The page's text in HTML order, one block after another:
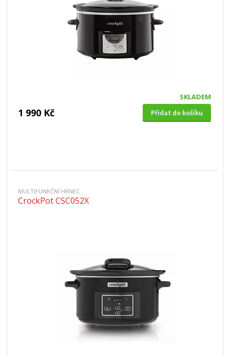
SKLADEM
1 990 Kč Přidat do košíku
MULTIFUNKČNÍ HRNEC
CrockPot CSC052X